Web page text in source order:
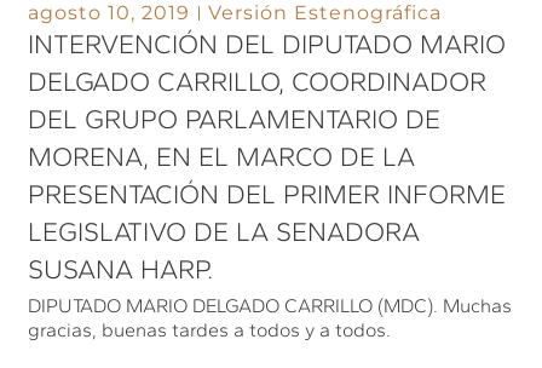
agosto 10, 2019 Versión Estenográfica
INTERVENCIÓN DEL DIPUTADO MARIO
DELGADO CARRILLO, COORDINADOR
DEL GRUPO PARLAMENTARIO DE
MORENA, EN EL MARCO DE LA
PRESENTACIÓN DEL PRIMER INFORME
LEGISLATIVO DE LA SENADORA
SUSANA HARP.
DIPUTADO MARIO DELGADO CARRILLO (MDC). Muchas
gracias, buenas tardes a todos y a todos.